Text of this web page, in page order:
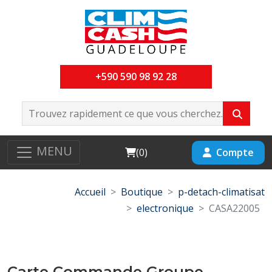
+590 590 98 92 28
MENU Cart
(0) Compte
Accueil Boutique
p-detach-climatisat
electronique
CASA22005